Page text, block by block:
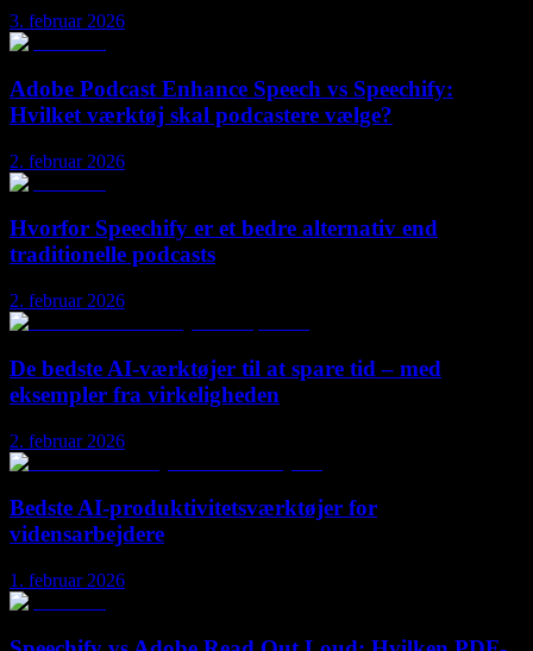
3. februar 2026
Adobe Podcast Enhance Speech vs Speechify:
Hvilket værktøj skal podcastere vælge?
2. februar 2026
Hvorfor Speechify er et bedre alternativ end
traditionelle podcasts
2. februar 2026
De bedste AI-værktøjer til at spare tid – med
eksempler fra virkeligheden
2. februar 2026
Bedste AI-produktivitetsværktøjer for
vidensarbejdere
1. februar 2026